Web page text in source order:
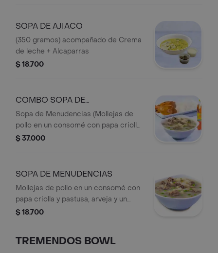
SOPA DE AJIACO
(350 gramos) acompañado de Crema
de leche + Alcaparras
$ 18.700
COMBO SOPA DE
MENUDENCIAS
Sopa de Menudencias (Mollejas de
pollo en un consomé con papa criolla
y pastusa + arveja y un toque de
personal en botella.
$ 37.000
SOPA DE MENUDENCIAS
Mollejas de pollo en un consomé con
papa criolla y pastusa, arveja y un
toque de cilantro.
$ 18.700
TREMENDOS BOWL